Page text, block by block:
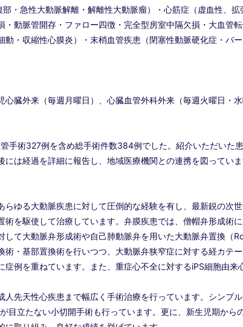
・急性大動脈解離・解離性大動脈瘤）・心筋症（虚血性、
・動脈管開存・ファロー四徴・完全型房室中隔欠損・大血管
・収縮性心膜炎）・末梢血管疾患（閉塞性動脈硬化症・バー
心臓外来（毎週月曜日）、心臓血管外科外来（毎週火曜日・
手術327例を含め総手術件数384例でした。紹介いただいた
は経過を詳細に報告し、地域医療機関との連携を図っていま
らゆる大動脈疾患に対して圧倒的な経験を有し、最新鋭の次
術を駆使して治療しています。弁膜疾患では、僧帽弁形成術
して大動脈弁形成術や自己肺動脈弁を用いた大動脈弁置換（
術・基部置換術を行いつつ、大動脈弁狭窄症に対する経カテ
症例を重ねています。また、重症心不全に対するiPS細胞由
人先天性心疾患まで幅広く手術治療を行っています。シンプ
目立たない小切開手術も行っています。更に、新生児期から